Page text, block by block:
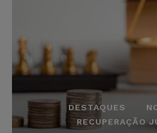
DESTAQUES
RECUPERAÇÃO